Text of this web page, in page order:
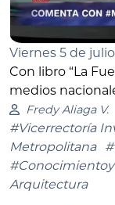
Viernes 5 de
Con libro “La
medios
Fredy Aliaga V.
#Vicerrectoría
Metropolitana
Arquitectura